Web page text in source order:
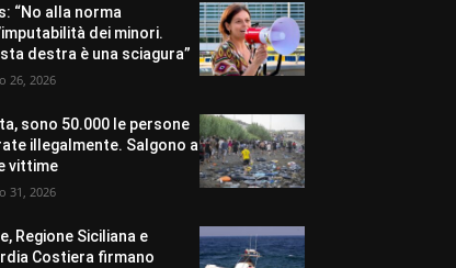
“No alla norma
dei minori.
destra è una sciagura”
26, 2026
sono 50.000 le persone
illegalmente. Salgono a
vittime
31, 2026
Regione Siciliana e
Costiera firmano